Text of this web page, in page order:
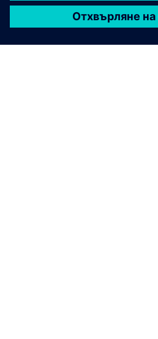
поддръжка за виртуализация.